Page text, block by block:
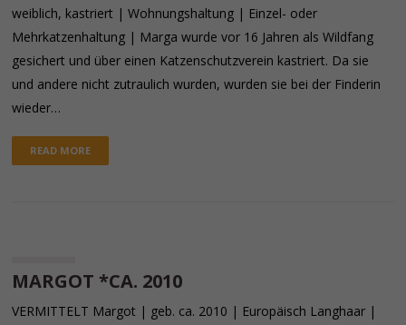
weiblich, kastriert | Wohnungshaltung | Einzel- oder
Mehrkatzenhaltung | Marga wurde vor 16 Jahren als Wildfang
gesichert und über einen Katzenschutzverein kastriert. Da sie
und andere nicht zutraulich wurden, wurden sie bei der Finderin
wieder…
READ MORE
MARGOT *CA. 2010
VERMITTELT Margot | geb. ca. 2010 | Europäisch Langhaar |